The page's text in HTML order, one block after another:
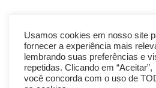
R. Barão do Monte Alto nº 70 -
CEP 36.880-018 - Muriaé/MG
Redes Sociais
Usamos cookies em nosso site
fornecer a experiência mais
lembrando suas preferências e
repetidas. Clicando em “Aceitar”,
você concorda com o uso de